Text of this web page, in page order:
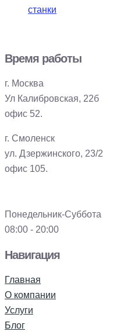
станки
Время работы
г. Москва
Ул Калибровская, 22б
офис 52.
г. Смоленск
ул. Дзержинского, 23/2
офис 105.
Понедельник-Суббота
08:00 - 20:00
Навигация
Главная
О компании
Услуги
Блог